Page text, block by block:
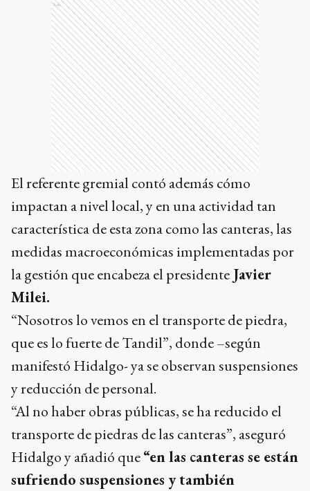
Ads
El referente gremial contó además cómo
impactan a nivel local, y en una actividad tan
característica de esta zona como las canteras, las
medidas macroeconómicas implementadas por
la gestión que encabeza el presidente Javier
Milei.
“Nosotros lo vemos en el transporte de piedra,
que es lo fuerte de Tandil”, donde –según
manifestó Hidalgo- ya se observan suspensiones
y reducción de personal.
“Al no haber obras públicas, se ha reducido el
transporte de piedras de las canteras”, aseguró
Hidalgo y añadió que“en las canteras se están
sufriendo suspensiones y también